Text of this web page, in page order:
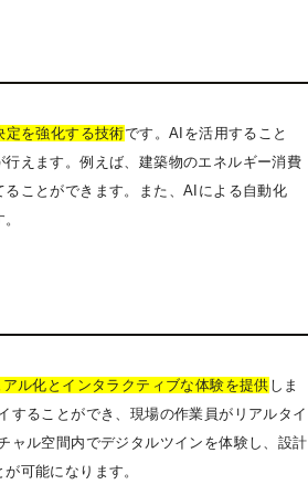
定を強化する技術です。AIを活用すること
えます。例えば、建築物のエネルギー消費
ことができます。また、AIによる自動化
ル化とインタラクティブな体験を提供 しま
することができ、現場の作業員がリアルタイ
ャル空間内でデジタルツインを体験し、設計
可能になります。